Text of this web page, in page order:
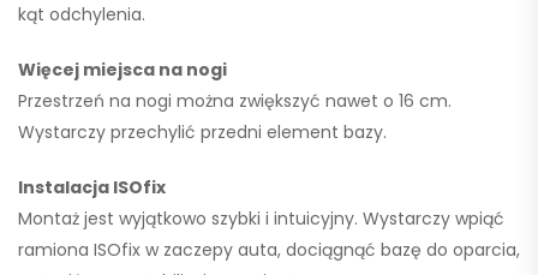
kąt odchylenia.
Więcej miejsca na nogi
Przestrzeń na nogi można zwiększyć nawet o 16 cm.
Wystarczy przechylić przedni element bazy.
Instalacja ISOfix
Montaż jest wyjątkowo szybki i intuicyjny. Wystarczy wpiąć
ramiona ISOfix w zaczepy auta, dociągnąć bazę do oparcia,